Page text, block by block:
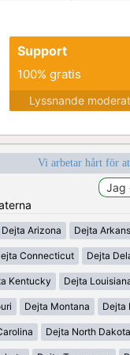
Support
100% gratis
Lyssnande
Vi arbetar hårt för
Dejta Arizona Dejta
Connecticut Dejta
Kentucky Dejta
Dejta Montana Dejta
Dejta North Dakota